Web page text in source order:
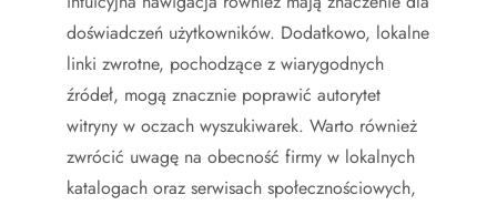
doświadczeń użytkowników. Dodatkowo, lokalne
linki zwrotne, pochodzące z wiarygodnych
źródeł, mogą znacznie poprawić autorytet
witryny w oczach wyszukiwarek. Warto również
zwrócić uwagę na obecność firmy w lokalnych
katalogach oraz serwisach społecznościowych,